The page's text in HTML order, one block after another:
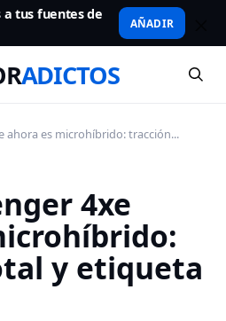
tus fuentes de
AÑADIR
ADICTOS
ahora es microhíbrido: tracción...
4xe
y etiqueta